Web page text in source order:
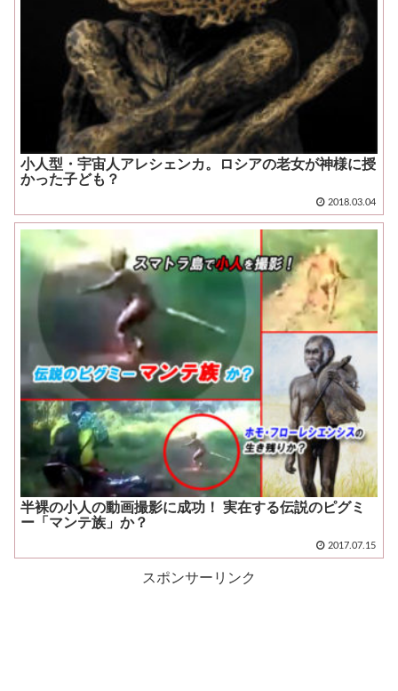
小人型・宇宙人アレシェンカ。ロシアの老女が神様に授
かった子ども？
2018.03.04
半裸の小人の動画撮影に成功！ 実在する伝説のピグミ
ー「マンテ族」か？
2017.07.15
スポンサーリンク